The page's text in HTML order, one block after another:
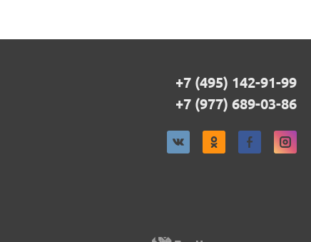
+7 (495) 142-91-99
+7 (977) 689-03-86